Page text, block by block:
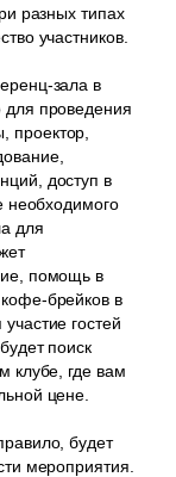
разных типах
участников.
зала в
для проведения
проектор,
доступ в
необходимого
для
помощь в
брейков в
гостей
поиск
клубе, где вам
цене.
будет
мероприятия.